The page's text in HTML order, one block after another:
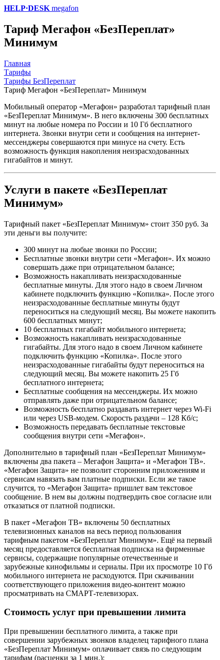
HELP·DESK megafon
Тариф Мегафон «БезПереплат»
Минимум
Главная
Тарифы
Тарифы БезПереплат
Тариф Мегафон «БезПереплат» Минимум
Мобильный оператор «Мегафон» разработал тарифный план
«БезПереплат Минимум». В него включены 300 бесплатных
минут на любые номера по России и 10 Гб бесплатного
интернета. Звонки внутри сети и сообщения на интернет-
мессенджеры совершаются при минусе на счету. Есть
возможность функция накопления неизрасходованных
гигабайтов и минут.
Услуги в пакете «БезПереплат
Минимум»
Тарифный пакет «БезПереплат Минимум» стоит 350 руб. За
эти деньги вы получите:
300 минут на любые звонки по России;
Бесплатные звонки внутри сети «Мегафон». Их можно
совершать даже при отрицательном балансе;
Возможность накапливать неизрасходованные
бесплатные минуты. Для этого надо в своем Личном
кабинете подключить функцию «Копилка». После этого
неизрасходованные бесплатные минуты будут
переноситься на следующий месяц. Вы можете накопить
600 бесплатных минут;
10 бесплатных гигабайт мобильного интернета;
Возможность накапливать неизрасходованные
гигабайты. Для этого надо в своем Личном кабинете
подключить функцию «Копилка». После этого
неизрасходованные гигабайты будут переноситься на
следующий месяц. Вы можете накопить 25 Гб
бесплатного интернета;
Бесплатные сообщения на мессенджеры. Их можно
отправлять даже при отрицательном балансе;
Возможность бесплатно раздавать интернет через Wi-Fi
или через USB-модем. Скорость раздачи – 128 Кб/с;
Возможность передавать бесплатные текстовые
сообщения внутри сети «Мегафон».
Дополнительно в тарифный план «БезПереплат Минимум»
включены два пакета – Мегафон Защита» и «Мегафон ТВ».
«Мегафон Защита» не позволит сторонним приложениям и
сервисам навязать вам платные подписки. Если же такое
случится, то «Мегафон Защита» пришлет вам текстовое
сообщение. В нем вы должны подтвердить свое согласие или
отказаться от платной подписки.
В пакет «Мегафон ТВ» включены 50 бесплатных
телевизионных каналов на весь период пользования
тарифным пакетом «БезПереплат Минимум». Ещё на первый
месяц предоставляется бесплатная подписка на фирменные
сервисы, содержащие популярные отечественные и
зарубежные кинофильмы и сериалы. При их просмотре 10 Гб
мобильного интернета не расходуются. При скачивании
соответствующего приложения видео-контент можно
просматривать на СМАРТ-телевизорах.
Стоимость услуг при превышении лимита
При превышении бесплатного лимита, а также при
совершении зарубежных звонков владелец тарифного плана
«БезПереплат Минимум» оплачивает связь по следующим
тарифам (расценки за 1 мин.):